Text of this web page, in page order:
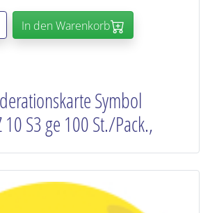
In den Warenkorb
Symbol
10 S3 ge 100 St./Pack.,